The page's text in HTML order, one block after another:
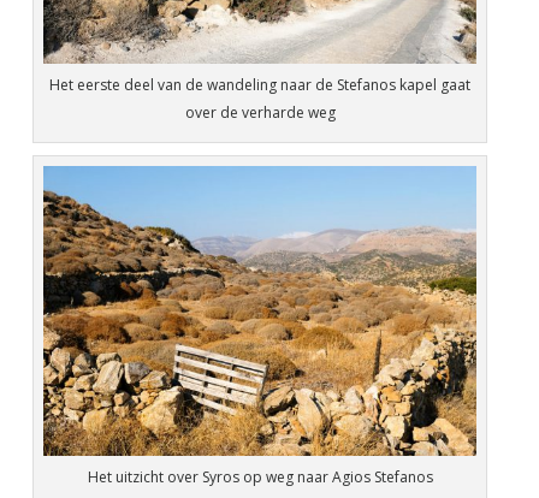
Het eerste deel van de wandeling naar de Stefanos kapel gaat
over de verharde weg
Het uitzicht over Syros op weg naar Agios Stefanos